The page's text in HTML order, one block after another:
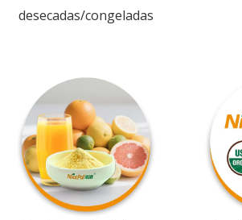
desecadas/congeladas